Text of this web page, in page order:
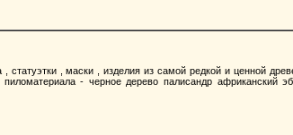
статуэтки , маски , изделия из самой редкой и ценной
- черное дерево палисандр африканский